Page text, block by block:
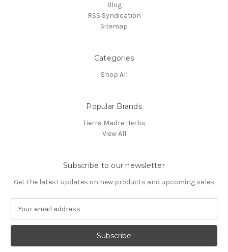
Blog
RSS Syndication
Sitemap
Categories
Shop All
Popular Brands
Tierra Madre Herbs
View All
Subscribe to our newsletter
Get the latest updates on new products and upcoming sales
a
l